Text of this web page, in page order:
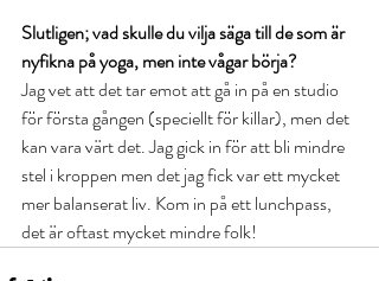
Slutligen; vad skulle du vilja säga till de som är
nyfikna på yoga, men inte vågar börja?
Jag vet att det tar emot att gå in på en studio
för första gången (speciellt för killar), men det
kan vara värt det. Jag gick in för att bli mindre
stel i kroppen men det jag fick var ett mycket
mer balanserat liv. Kom in på ett lunchpass,
det är oftast mycket mindre folk!